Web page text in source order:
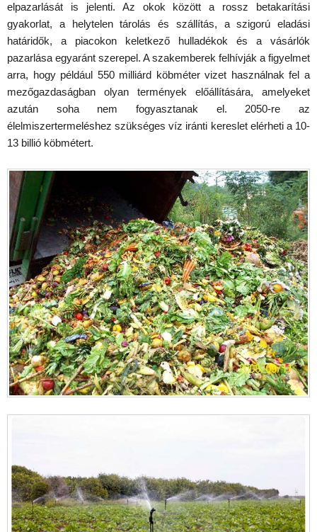
elpazarlását is jelenti. Az okok között a rossz betakarítási
gyakorlat, a helytelen tárolás és szállítás, a szigorú eladási
határidők, a piacokon keletkező hulladékok és a vásárlók
pazarlása egyaránt szerepel. A szakemberek felhívják a figyelmet
arra, hogy például 550 milliárd köbméter vizet használnak fel a
mezőgazdaságban olyan termények előállítására, amelyeket
azután soha nem fogyasztanak el. 2050-re az
élelmiszertermeléshez szükséges víz iránti kereslet elérheti a 10-
13 billió köbmétert.